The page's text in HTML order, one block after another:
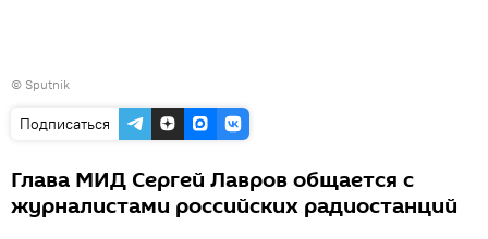
© Sputnik
Подписаться
Глава МИД Сергей Лавров общается с
журналистами российских радиостанций